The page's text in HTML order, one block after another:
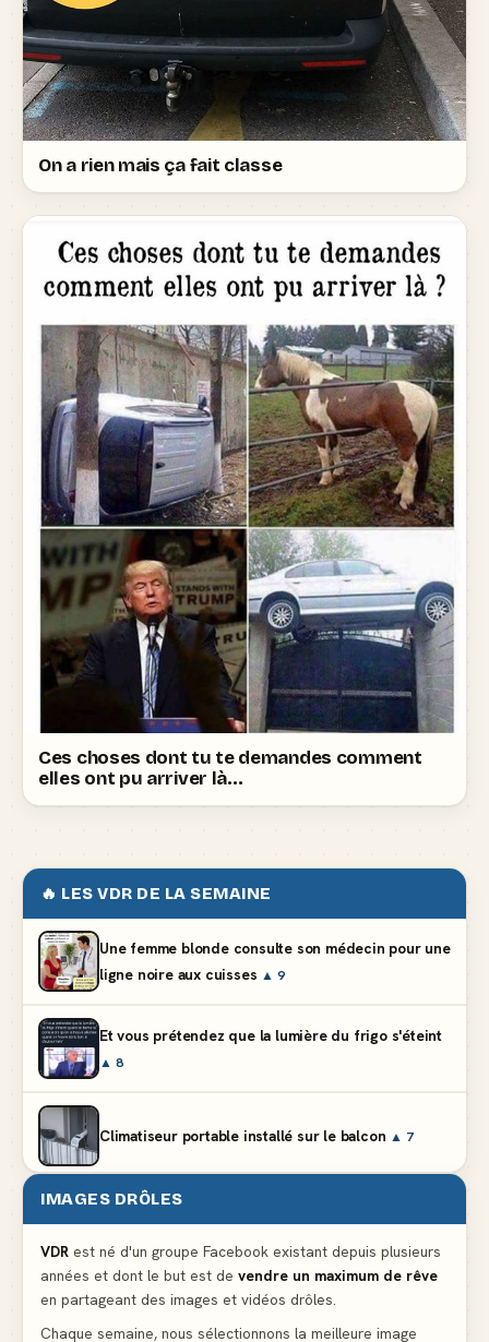
On a rien mais ça fait classe
Ces choses dont tu te demandes comment
elles ont pu arriver là…
🔥 LES VDR DE LA SEMAINE
Une femme blonde consulte son médecin pour une
ligne noire aux cuisses ▲ 9
Et vous prétendez que la lumière du frigo s'éteint
▲ 8
Climatiseur portable installé sur le balcon ▲ 7
Le mendiant revient avec un livre de cuisine ▲ 5
Ne pleure pas mon Martin, c'est juste du football
IMAGES DRÔLES
VDR est né d'un groupe Facebook existant depuis plusieurs
années et dont le but est de vendre un maximum de rêve
en partageant des images et vidéos drôles.
Chaque semaine, nous sélectionnons la meilleure image